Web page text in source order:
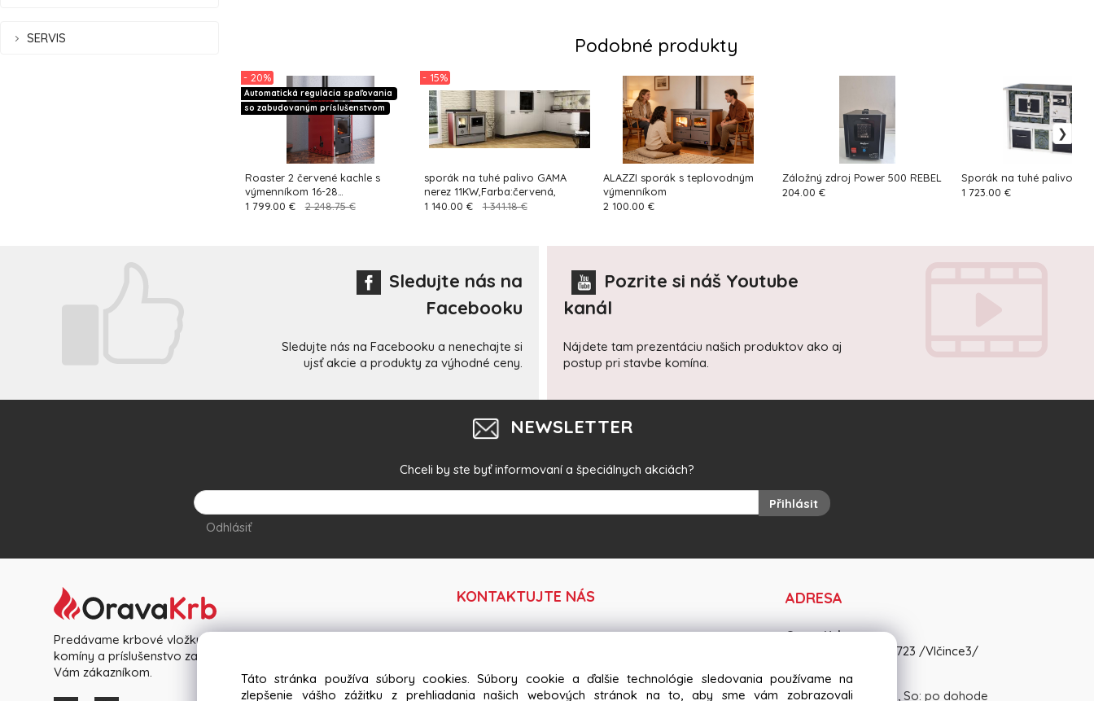
SERVIS Podobné produkty
Roaster 2 červené kachle s
výmenníkom 16-28
kw+varenie+pečenie
Automatická regulácia spaľovania
so zabudovaným príslušenstvom
- 20%
1 799.00 € 2 248.75 €
sporák na tuhé palivo GAMA
nerez 11KW,Farba:červená,
- 15%
1 140.00 € 1 341.18 €
ALAZZI sporák s teplovodným
výmenníkom
2 100.00 €
Záložný zdroj Power 500 REBEL
204.00 €
Sporák na tuhé palivo KS
1 723.00 €
Sledujte nás na
Facebooku
Sledujte nás na Facebooku a nenechajte si
ujsť akcie a produkty za výhodné ceny.
Pozrite si náš Youtube
kanál
Nájdete tam prezentáciu našich produktov ako aj
postup pri stavbe komína.
NEWSLETTER
Chceli by ste byť informovaní a špeciálnych akciách?
Přihlásit
Odhlásiť
Predávame krbové vložky, pece, kachle, nerezové
komíny a príslušenstvo za výhodné ceny priamo k
Vám zákazníkom.
KONTAKTUJTE NÁS
Tel:+421 918 364 633
ADRESA
OravaKrb s.r.o.
Matice Slovenskej 3723 /Vlčince3/
Pon-Pia: 8:30 - 15:00, So: po dohode
Táto stránka používa súbory cookies. Súbory cookie a ďalšie technológie sledovania používame na
zlepšenie vášho zážitku z prehliadania našich webových stránok na to, aby sme vám zobrazovali